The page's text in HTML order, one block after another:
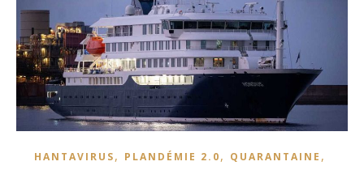
HANTAVIRUS, PLANDÉMIE 2.0, QUARANTAINE ,